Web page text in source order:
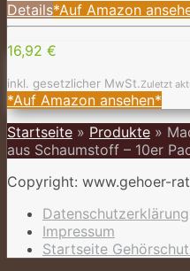
Details*Auf Amazon
16,92 €
inkl. gesetzlicher MwSt.Zuletzt
*Auf Amazon ansehen*
Startseite » Produkte »
aus Schaumstoff – 10er
Copyright: www.gehoer-
Datenschutzerklärung
Impressum
Startseite